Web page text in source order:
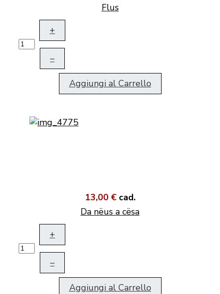
Flus
+
–
Aggiungi al Carrello
13,00 € cad.
Da nëus a cësa
+
–
Aggiungi al Carrello